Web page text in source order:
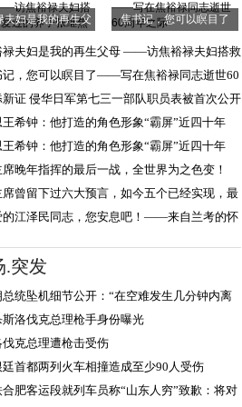
夫妇是我的再生父
焦书记，您可以瞑目了
禄夫妇是我的再生父母 ——访焦裕禄夫妇搭救
爱过的养
记，您可以瞑目了——写在焦裕禄同志逝世60
之际
新证 侵华日军第七三一部队职员表被首次公开
王希钟：他打造的角色形象“霸屏”近四十年
王希钟：他打造的角色形象“霸屏”近四十年
晚年指挥的最后一战，全世界为之色变！
席曾留下过六大预言，如今五个已经实现，最
还会远吗
的江泽民同志，您安息吧！——来自兰考的怀
.突发
总统坠机细节公开：“在空难发生几分钟内离
斯洛伐克总理枪手身份曝光
伐克总理遭枪击受伤
廷首都两列火车相撞造成至少90人受伤
合肥客运段就列车员称“山东人穷”致歉：将对